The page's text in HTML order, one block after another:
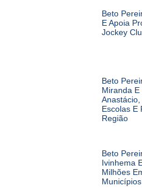
Beto
E Apoia
Jockey
Beto
Miranda E
Escolas E
Região
Beto
Ivinhema
Milhões
Municípios